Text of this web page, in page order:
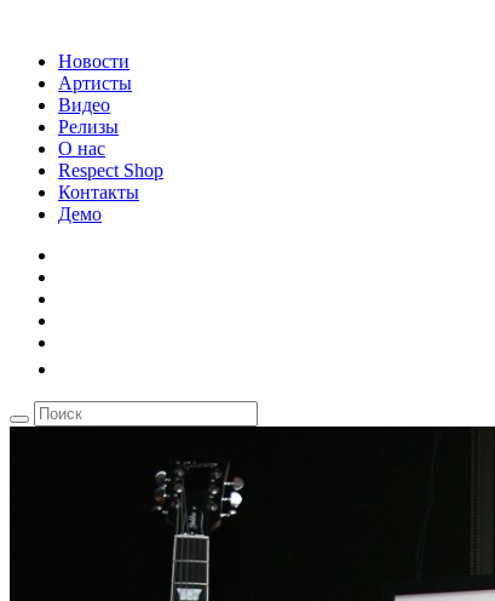
Новости
Артисты
Видео
Релизы
О нас
Respect Shop
Контакты
Демо